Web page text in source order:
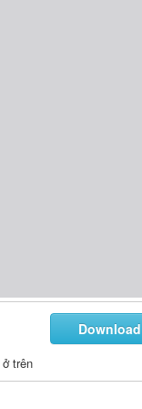
Download
ở trên